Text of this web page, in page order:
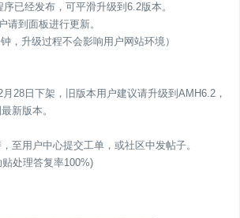
已经发布，可平滑升级到6.2版本。
请到面板进行更新。
，升级过程不会影响用户网站环境）
28日下架，旧版本用户建议请升级到AMH6.2，
新版本。
至用户中心提交工单，或社区中发帖子。
处理答复率100%)